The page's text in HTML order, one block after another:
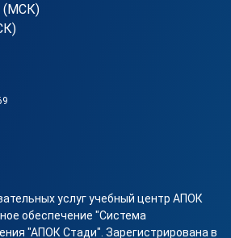
(МСК)
услуг учебный центр АПОК
обеспечение "Система
"АПОК Стади". Зарегистрирована в